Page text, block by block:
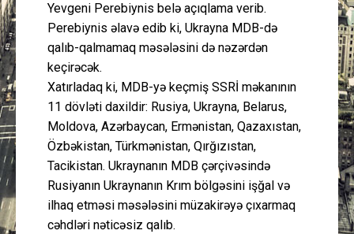
Yevgeni Perebiynis belə açıqlama verib.
Perebiynis əlavə edib ki, Ukrayna MDB-də
qalıb-qalmamaq məsələsini də nəzərdən
keçirəcək.
Xatırladaq ki, MDB-yə keçmiş SSRİ məkanının
11 dövləti daxildir: Rusiya, Ukrayna, Belarus,
Moldova, Azərbaycan, Ermənistan, Qazaxıstan,
Özbəkistan, Türkmənistan, Qırğızıstan,
Tacikistan. Ukraynanın MDB çərçivəsində
Rusiyanın Ukraynanın Krım bölgəsini işğal və
ilhaq etməsi məsələsini müzakirəyə çıxarmaq
cəhdləri nəticəsiz qalıb.